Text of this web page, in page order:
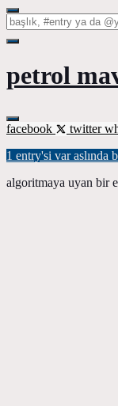
petrol
facebook twitter
1 entry'si var aslında
algoritmaya uyan bir